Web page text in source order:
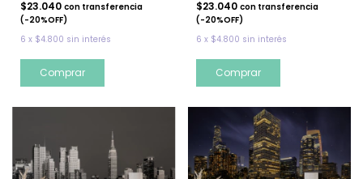
$23.040 con transferencia
(-20%OFF)
6 x $4.800 sin interés
Comprar
$23.040 con transferencia
(-20%OFF)
6 x $4.800 sin interés
Comprar